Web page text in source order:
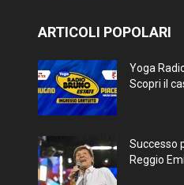
ARTICOLI POPOLARI
Yoga
Scopri il
Successo
Reggio